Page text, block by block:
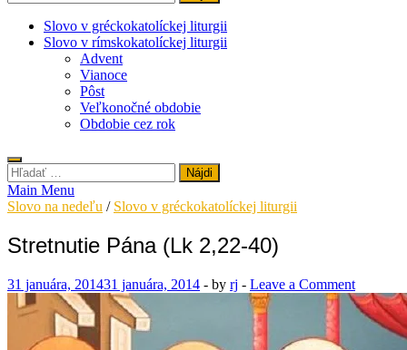
Slovo v gréckokatolíckej liturgii
Slovo v rímskokatolíckej liturgii
Advent
Vianoce
Pôst
Veľkonočné obdobie
Obdobie cez rok
Hľadať:
Main Menu
Slovo na nedeľu / Slovo v gréckokatolíckej liturgii
Stretnutie Pána (Lk 2,22-40)
31 januára, 201431 januára, 2014 - by rj - Leave a Comment